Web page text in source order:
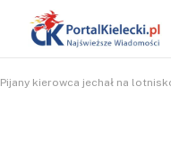
Pijany kierowca jechał na lotnisko.